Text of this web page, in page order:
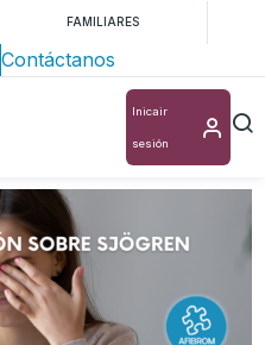
FAMILIARES
Contáctanos
Inicair
sesión